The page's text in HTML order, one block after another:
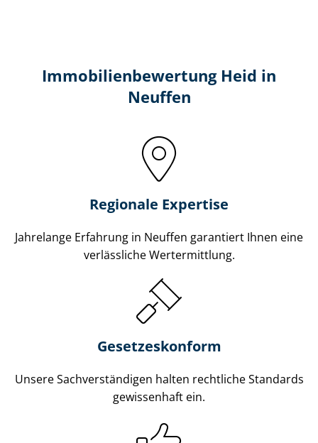
Immobilien­bewertung Heid in
Neuffen
Regionale Expertise
Jahrelange Erfahrung in Neuffen garantiert Ihnen eine
verlässliche Wertermittlung.
Gesetzes­konform
Unsere Sach­ver­stän­di­gen halten rechtliche Standards
gewissenhaft ein.